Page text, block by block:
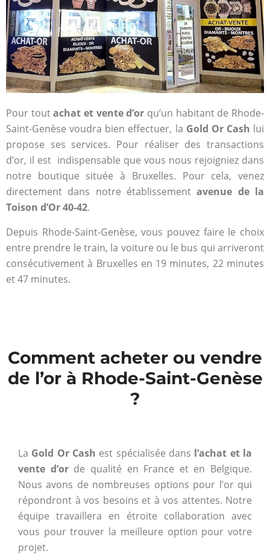
Pour toutachat et vente d’or qu’un habitant de Rhode-
Saint-Genèse voudra bien effectuer, la Gold Or Cash lui
propose ses services. Pour réaliser des transactions
d’or, il est indispensable que vous nous rejoigniez dans
notre boutique située à Bruxelles. Pour cela, venez
directement dans notre établissement avenue de la
Toison d’Or 40-42.
Depuis Rhode-Saint-Genèse, vous pouvez faire le choix
entre prendre le train, la voiture ou le bus qui arriveront
consécutivement à Bruxelles en 19 minutes, 22 minutes
et 47 minutes.
Comment acheter ou vendre
de l’or à Rhode-Saint-Genèse
?
La Gold Or Cash est spécialisée dans l’achat et la
vente d’orde qualité en France et en Belgique.
Nous avons de nombreuses options pour l’or qui
répondront à vos besoins et à vos attentes. Notre
équipe travaillera en étroite collaboration avec
vous pour trouver la meilleure option pour votre
projet.